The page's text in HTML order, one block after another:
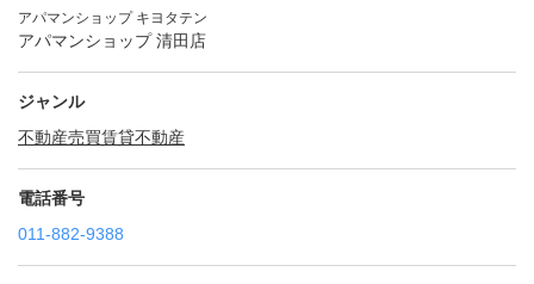
アパマンショップ キヨタテン
アパマンショップ 清田店
ジャンル
不動産売買賃貸不動産
電話番号
011-882-9388